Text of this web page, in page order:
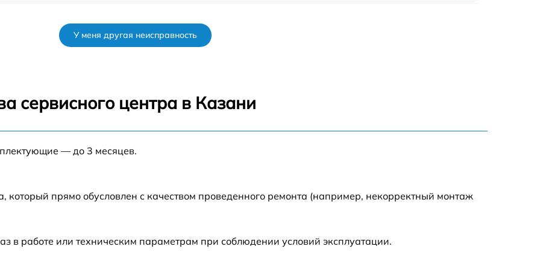
от 35 мин
У меня другая неисправность
сервисного центра в Казани
— до 3 месяцев.
который прямо обусловлен с качеством проведенного ремонта (например, некорректный монтаж
в работе или техническим параметрам при соблюдении условий эксплуатации.